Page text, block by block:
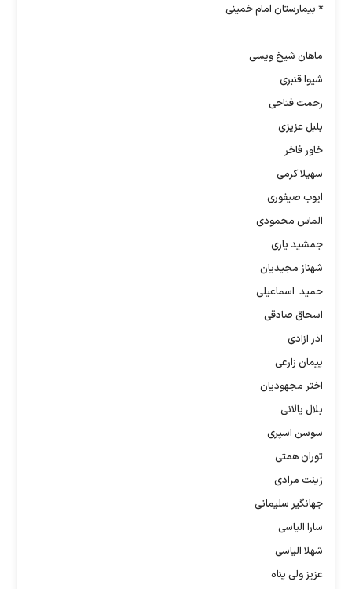
* بیمارستان امام خمینی
ماهان شیخ ویسی
شیوا قنبری
رحمت فتاحی
بلبل عزیزی
خاور فاخر
سهیلا کرمی
ایوب صیفوری
الماس محمودی
جمشید یاری
شهناز مجیدیان
حمید اسماعیلی
اسحاق صادقی
اذر ازادی
پیمان زارعی
اختر مجهودیان
بلال پالانی
سوسن اسپری
توران همتی
زینت مرادی
جهانگیر سلیمانی
سارا الیاسی
شهلا الیاسی
عزیز ولی پناه